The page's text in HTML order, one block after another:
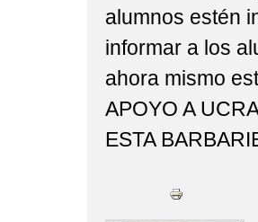
alumnos estén
informar a los
ahora mismo
APOYO A
ESTA